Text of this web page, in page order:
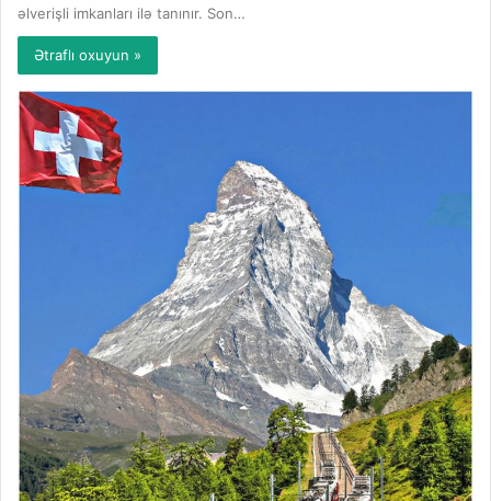
əlverişli imkanları ilə tanınır. Son…
Ətraflı oxuyun »